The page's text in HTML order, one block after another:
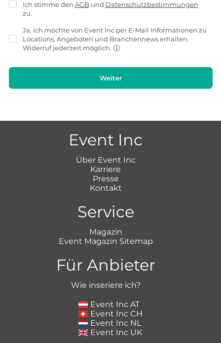
Ich stimme den AGB und Datenschutzbestimmungen
zu.
Ja, ich möchte von Event Inc per E-Mail Informationen zu
Locations, Angeboten und Branchennews erhalten.
Widerruf jederzeit möglich.
Weiter
Event Inc
Über Event Inc
Karriere
Presse
Kontakt
Service
Magazin
Event Magazin Sitemap
Für Anbieter
Wie inseriere ich?
Event Inc AT
Event Inc CH
Event Inc NL
Event Inc UK